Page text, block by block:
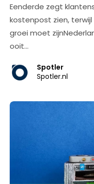
Eenderde zegt
kostenpost zien,
groei moet
ooit…
Spotler
Spotler.nl